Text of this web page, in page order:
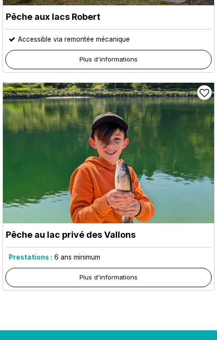
Pêche aux lacs Robert
Accessible via remontée mécanique
Plus d'informations
Pêche au lac privé des Vallons
Prestations : 6 ans minimum
Plus d'informations